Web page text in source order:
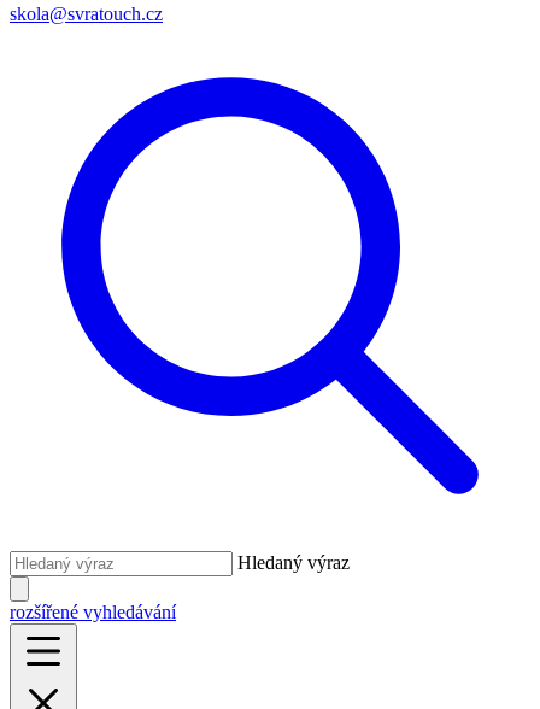
skola@svratouch.cz
Hledaný výraz
rozšířené vyhledávání